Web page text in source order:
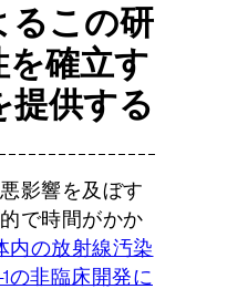
るこの研
を確立す
提供する
影響を及ぼす
で時間がかか
内の放射線汚染
の非臨床開発に